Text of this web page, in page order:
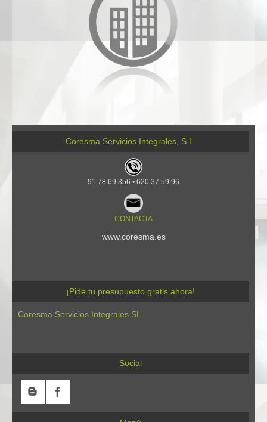
Coresma Servicios Integrales, S.L.
91 78 69 356 • 620 37 59 96
CONTACTA
www.coresma.es
¡Pide tu presupuesto gratis ahora!
Coresma Servicios Integrales SL
Social